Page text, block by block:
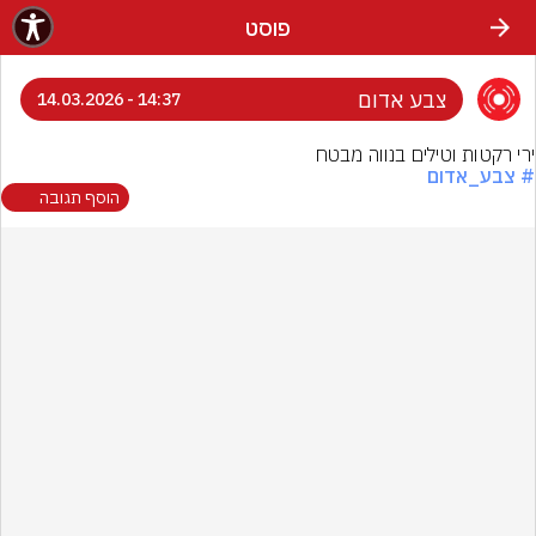
פוסט
צבע אדום 14:37 - 14.03.2026
ירי רקטות וטילים בנווה מבטח
# צבע_אדום
הוסף תגובה